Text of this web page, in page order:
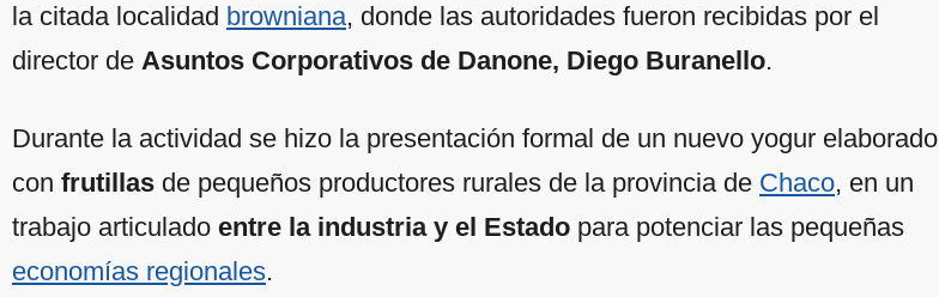
la citada localidad browniana, donde las autoridades fueron recibidas por el
director de Asuntos Corporativos de Danone, Diego Buranello.
Durante la actividad se hizo la presentación formal de un nuevo yogur elaborado
con frutillas de pequeños productores rurales de la provincia de Chaco, en un
trabajo articulado entre la industria y el Estado para potenciar las pequeñas
economías regionales.